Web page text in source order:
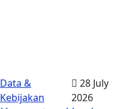
Data &
Kebijakan
28 July
2026